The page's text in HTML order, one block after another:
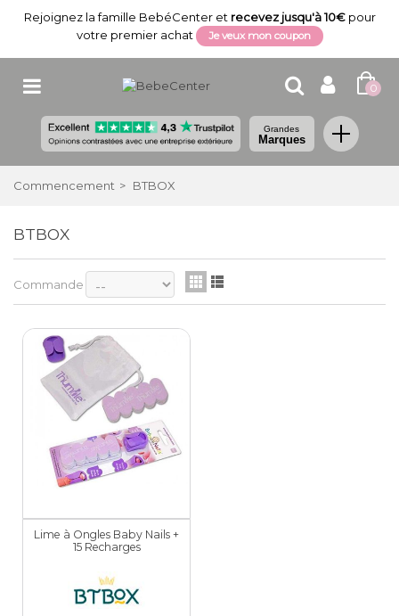
Rejoignez la famille BebéCenter et recevez jusqu'à 10€pour
votre premier achat
Je veux mon coupon
0
Grandes
Marques
Commencement > BTBOX
BTBOX
Commande
Lime à Ongles Baby Nails +
15 Recharges